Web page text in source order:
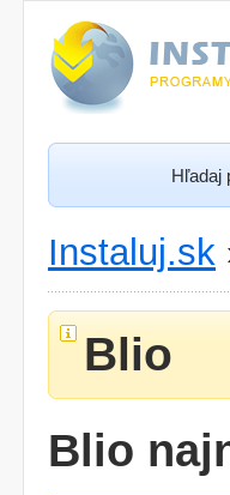
Hľadaj
Instaluj.sk
Blio
Blio